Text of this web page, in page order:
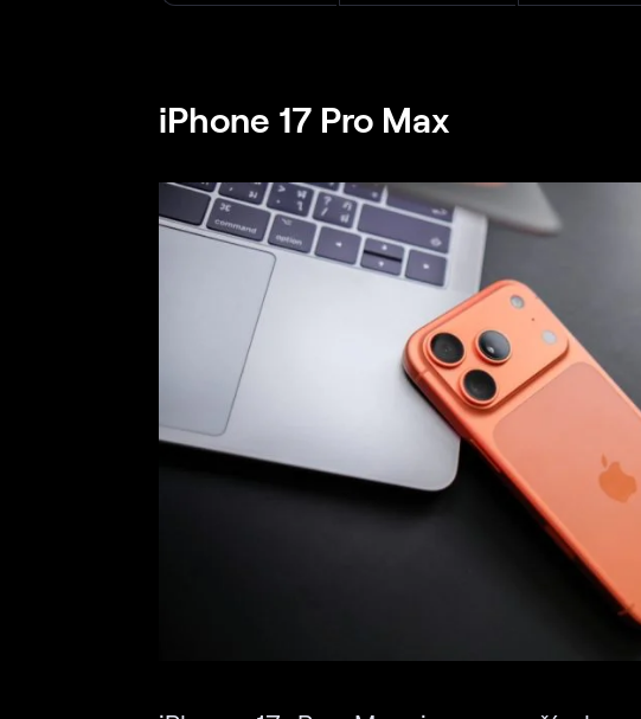
iPhone 17 Pro Max